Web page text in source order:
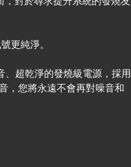
更純淨。
超乾淨的發燒級電源，採用
，您將永遠不會再對噪音和